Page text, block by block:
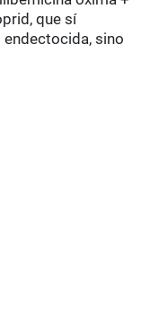
que sí
sino